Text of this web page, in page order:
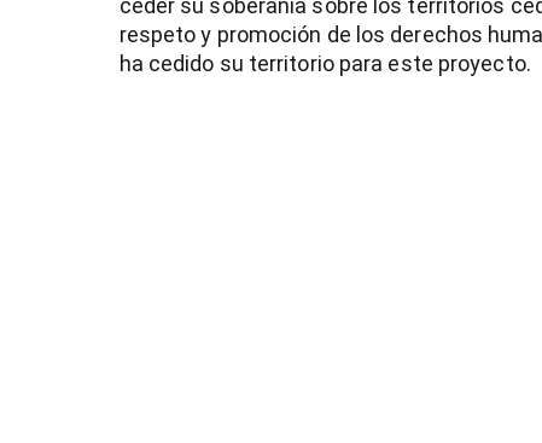
ceder su soberanía sobre los territorios
respeto y promoción de los derechos
ha cedido su territorio para este proyecto.